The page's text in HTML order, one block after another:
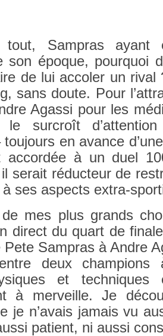
Sampras ayant
son époque, pour­quoi
de lui ac­col­er un rival
sans doute. Pour
Agas­si pour les
le sur­croît
toujours en avan­ce
ac­cordée à un duel
serait réduc­teur de
à ses as­pects extra-
mes plus grands
di­rect du quart de
Pete Sampras à Andre
deux
et
à mer­veil­le. Je
je n’avais jamais vu
patient, ni aussi